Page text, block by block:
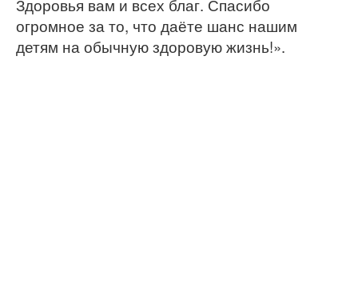
Здоровья вам и всех благ. Спасибо
огромное за то, что даёте шанс нашим
детям на обычную здоровую жизнь!».